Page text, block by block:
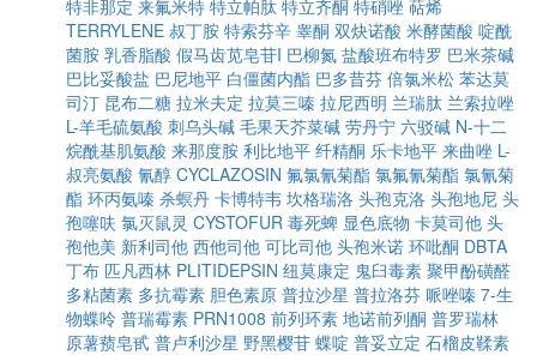
特非那定 来氟米特 特立帕肽 特立齐酮 特硝唑 萜烯
TERRYLENE 叔丁胺 特索芬辛 睾酮 双炔诺酸 米酵菌酸 啶酰
菌胺 乳香脂酸 假马齿苋皂苷I 巴柳氮 盐酸班布特罗 巴米茶碱
巴比妥酸盐 巴尼地平 白僵菌内酯 巴多昔芬 倍氯米松 苯达莫
司汀 昆布二糖 拉米夫定 拉莫三嗪 拉尼西明 兰瑞肽 兰索拉唑
L-羊毛硫氨酸 刺乌头碱 毛果天芥菜碱 劳丹宁 六驳碱 N-十二
烷酰基肌氨酸 来那度胺 利比地平 纤精酮 乐卡地平 来曲唑 L-
叔亮氨酸 氰醇 CYCLAZOSIN 氟氯氰菊酯 氯氟氰菊酯 氯氰菊
酯 环丙氨嗪 杀螟丹 卡博特韦 坎格瑞洛 头孢克洛 头孢地尼 头
孢噻呋 氯灭鼠灵 CYSTOFUR 毒死蜱 显色底物 卡莫司他 头
孢他美 新利司他 西他司他 可比司他 头孢米诺 环吡酮 DBTA
丁布 匹凡西林 PLITIDEPSIN 纽莫康定 鬼臼毒素 聚甲酚磺醛
多粘菌素 多抗霉素 胆色素原 普拉沙星 普拉洛芬 哌唑嗪 7-生
物蝶呤 普瑞霉素 PRN1008 前列环素 地诺前列酮 普罗瑞林
原薯蓣皂甙 普卢利沙星 野黑樱苷 蝶啶 普妥立定 石榴皮鞣素